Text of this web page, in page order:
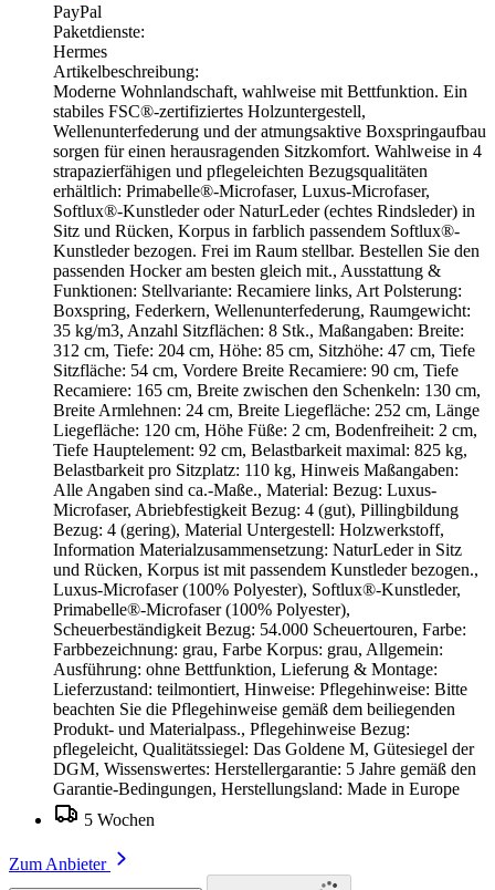
PayPal
Paketdienste:
Hermes
Artikelbeschreibung:
Moderne Wohnlandschaft, wahlweise mit Bettfunktion. Ein
stabiles FSC®-zertifiziertes Holzuntergestell,
Wellenunterfederung und der atmungsaktive Boxspringaufbau
sorgen für einen herausragenden Sitzkomfort. Wahlweise in 4
strapazierfähigen und pflegeleichten Bezugsqualitäten
erhältlich: Primabelle®-Microfaser, Luxus-Microfaser,
Softlux®-Kunstleder oder NaturLeder (echtes Rindsleder) in
Sitz und Rücken, Korpus in farblich passendem Softlux®-
Kunstleder bezogen. Frei im Raum stellbar. Bestellen Sie den
passenden Hocker am besten gleich mit., Ausstattung &
Funktionen: Stellvariante: Recamiere links, Art Polsterung:
Boxspring, Federkern, Wellenunterfederung, Raumgewicht:
35 kg/m3, Anzahl Sitzflächen: 8 Stk., Maßangaben: Breite:
312 cm, Tiefe: 204 cm, Höhe: 85 cm, Sitzhöhe: 47 cm, Tiefe
Sitzfläche: 54 cm, Vordere Breite Recamiere: 90 cm, Tiefe
Recamiere: 165 cm, Breite zwischen den Schenkeln: 130 cm,
Breite Armlehnen: 24 cm, Breite Liegefläche: 252 cm, Länge
Liegefläche: 120 cm, Höhe Füße: 2 cm, Bodenfreiheit: 2 cm,
Tiefe Hauptelement: 92 cm, Belastbarkeit maximal: 825 kg,
Belastbarkeit pro Sitzplatz: 110 kg, Hinweis Maßangaben:
Alle Angaben sind ca.-Maße., Material: Bezug: Luxus-
Microfaser, Abriebfestigkeit Bezug: 4 (gut), Pillingbildung
Bezug: 4 (gering), Material Untergestell: Holzwerkstoff,
Information Materialzusammensetzung: NaturLeder in Sitz
und Rücken, Korpus ist mit passendem Kunstleder bezogen.,
Luxus-Microfaser (100% Polyester), Softlux®-Kunstleder,
Primabelle®-Microfaser (100% Polyester),
Scheuerbeständigkeit Bezug: 54.000 Scheuertouren, Farbe:
Farbbezeichnung: grau, Farbe Korpus: grau, Allgemein:
Ausführung: ohne Bettfunktion, Lieferung & Montage:
Lieferzustand: teilmontiert, Hinweise: Pflegehinweise: Bitte
beachten Sie die Pflegehinweise gemäß dem beiliegenden
Produkt- und Materialpass., Pflegehinweise Bezug:
pflegeleicht, Qualitätssiegel: Das Goldene M, Gütesiegel der
DGM, Wissenswertes: Herstellergarantie: 5 Jahre gemäß den
Garantie-Bedingungen, Herstellungsland: Made in Europe
5 Wochen
Zum Anbieter